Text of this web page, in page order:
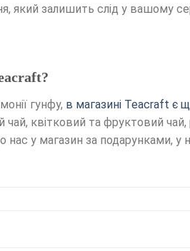
який залишить слід у вашому
гунфу, в магазині Teacraft є
чай, квітковий та фруктовий
у магазин за подарунками,